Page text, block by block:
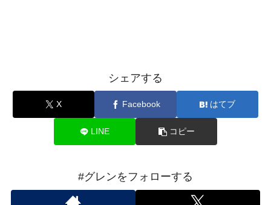
シェアする
X Facebook はてブ
LINE コピー
#グレンをフォローする